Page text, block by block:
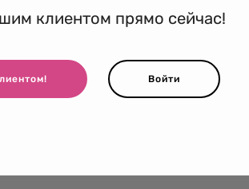
клиентом прямо сейчас!
Войти